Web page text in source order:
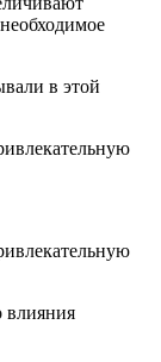
в этой
влияния